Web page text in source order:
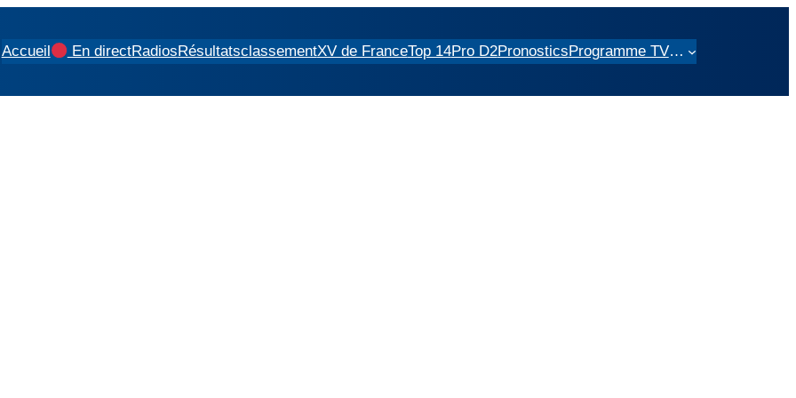
Accueil En directRadiosRésultatsclassementXV de FranceTop 14Pro D2PronosticsProgramme TV…